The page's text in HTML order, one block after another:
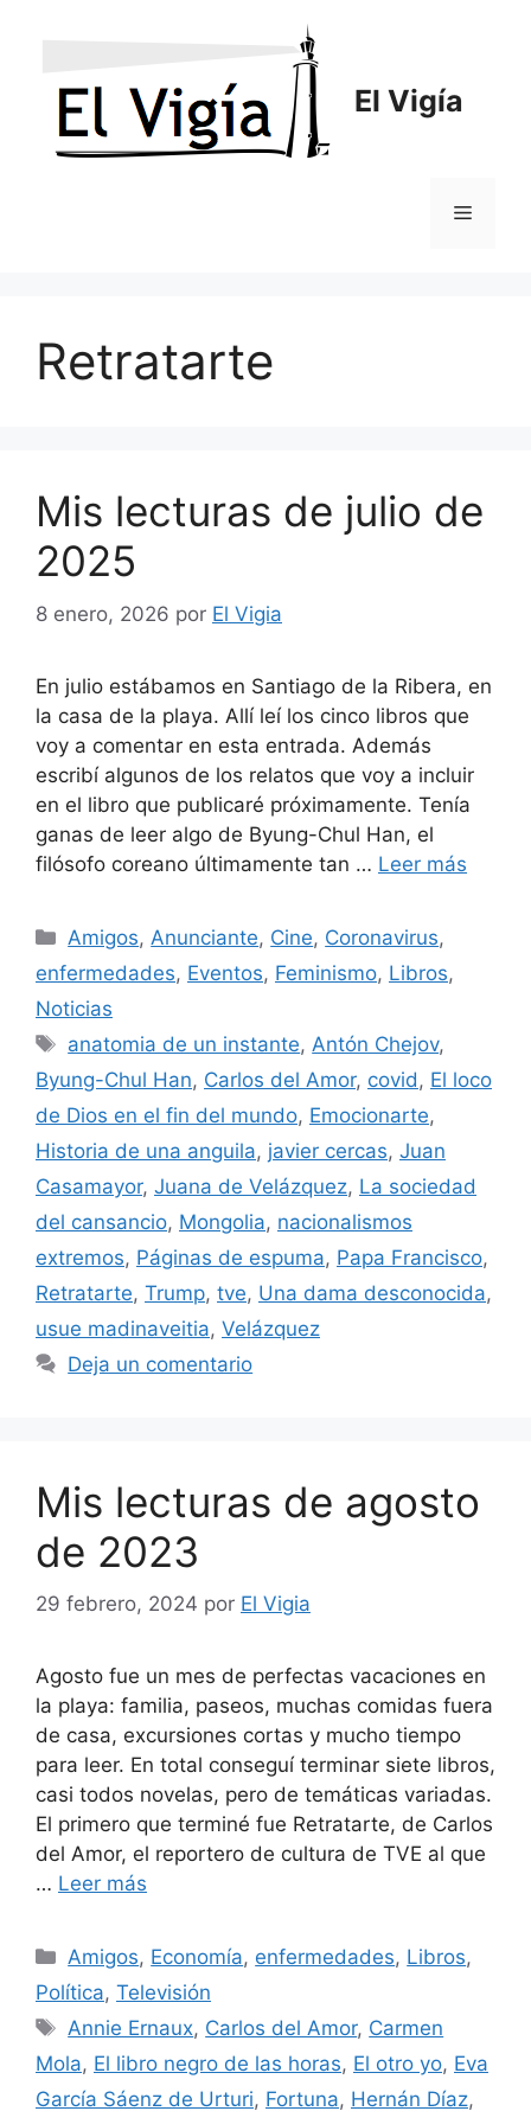
El Vigía
Menú
Retratarte
Mis lecturas de julio de
2025
8 enero, 2026 por El Vigia
En julio estábamos en Santiago de la Ribera, en
la casa de la playa. Allí leí los cinco libros que
voy a comentar en esta entrada. Además
escribí algunos de los relatos que voy a incluir
en el libro que publicaré próximamente. Tenía
ganas de leer algo de Byung-Chul Han, el
filósofo coreano últimamente tan … Leer más
Categorías
Amigos, Anunciante, Cine, Coronavirus,
enfermedades, Eventos, Feminismo, Libros,
Noticias
Etiquetas
anatomia de un instante, Antón Chejov,
Byung-Chul Han, Carlos del Amor, covid , El loco
de Dios en el fin del mundo, Emocionarte,
Historia de una anguila, javier cercas, Juan
Casamayor, Juana de Velázquez, La sociedad
del cansancio, Mongolia, nacionalismos
extremos, Páginas de espuma, Papa Francisco,
Retratarte, Trump, tve, Una dama desconocida,
usue madinaveitia, Velázquez
Deja un comentario
Mis lecturas de agosto
de 2023
29 febrero, 2024 por El Vigia
Agosto fue un mes de perfectas vacaciones en
la playa: familia, paseos, muchas comidas fuera
de casa, excursiones cortas y mucho tiempo
para leer. En total conseguí terminar siete libros,
casi todos novelas, pero de temáticas variadas.
El primero que terminé fue Retratarte, de Carlos
del Amor, el reportero de cultura de TVE al que
… Leer más
Categorías
Amigos, Economía, enfermedades, Libros,
Política, Televisión
Etiquetas
Annie Ernaux, Carlos del Amor, Carmen
Mola, El libro negro de las horas, El otro yo, Eva
García Sáenz de Urturi, Fortuna, Hernán Díaz,